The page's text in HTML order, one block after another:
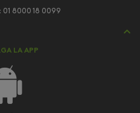
01 8000 18 0099
LA APP